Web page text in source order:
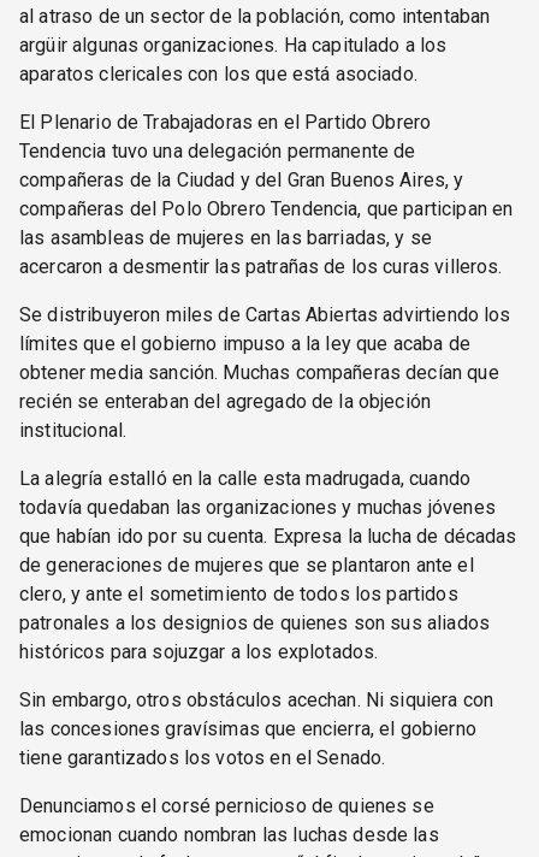
al atraso de un sector de la población, como intentaban
argüir algunas organizaciones. Ha capitulado a los
aparatos clericales con los que está asociado.
El Plenario de Trabajadoras en el Partido Obrero
Tendencia tuvo una delegación permanente de
compañeras de la Ciudad y del Gran Buenos Aires, y
compañeras del Polo Obrero Tendencia, que participan en
las asambleas de mujeres en las barriadas, y se
acercaron a desmentir las patrañas de los curas villeros.
Se distribuyeron miles de Cartas Abiertas advirtiendo los
límites que el gobierno impuso a la ley que acaba de
obtener media sanción. Muchas compañeras decían que
recién se enteraban del agregado de la objeción
institucional.
La alegría estalló en la calle esta madrugada, cuando
todavía quedaban las organizaciones y muchas jóvenes
que habían ido por su cuenta. Expresa la lucha de décadas
de generaciones de mujeres que se plantaron ante el
clero, y ante el sometimiento de todos los partidos
patronales a los designios de quienes son sus aliados
históricos para sojuzgar a los explotados.
Sin embargo, otros obstáculos acechan. Ni siquiera con
las concesiones gravísimas que encierra, el gobierno
tiene garantizados los votos en el Senado.
Denunciamos el corsé pernicioso de quienes se
emocionan cuando nombran las luchas desde las